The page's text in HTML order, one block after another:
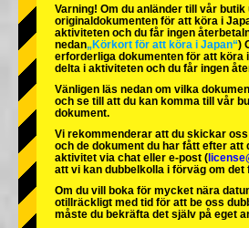
Okinawa
Varning! Om du anländer till vår
originaldokumenten för att köra i
aktiviteten och du får ingen
nedan„Körkort för att köra i Japan“)
erforderliga dokumenten för att köra
delta i aktiviteten och du får ingen
Vänligen läs nedan om vilka
och se till att du kan komma till vår
dokument.
Vi rekommenderar att du skickar
och de dokument du har fått efter att
aktivitet via chat eller e-post (
att vi kan dubbelkolla i förväg om det
Om du vill boka för mycket nära
otillräckligt med tid för att be oss
måste du bekräfta det själv på eget